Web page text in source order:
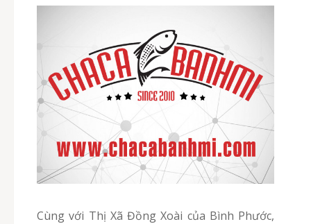
Cùng với Thị Xã Đồng Xoài của Bình Phước,